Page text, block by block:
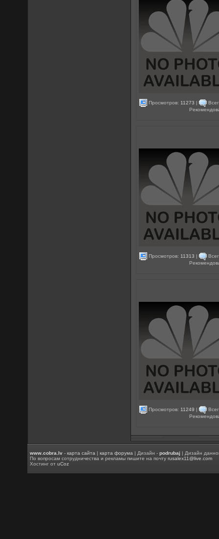
Просмотров: 11273 |
Просмотров: 11313 |
Просмотров: 11249 |
www.cobra.lv -карта сайта |карта форума | Дизайн -podrubaj | Дизайн
По вопросам сотрудничества и рекламы пишите на почтуrusalex11@live.com
Хостинг отuCoz